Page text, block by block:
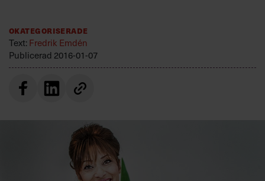
Logga in
Prenumerera
Sök
efter:
Okategoriserade
Text:Fredrik Emdén
Publicerad 2016-01-07